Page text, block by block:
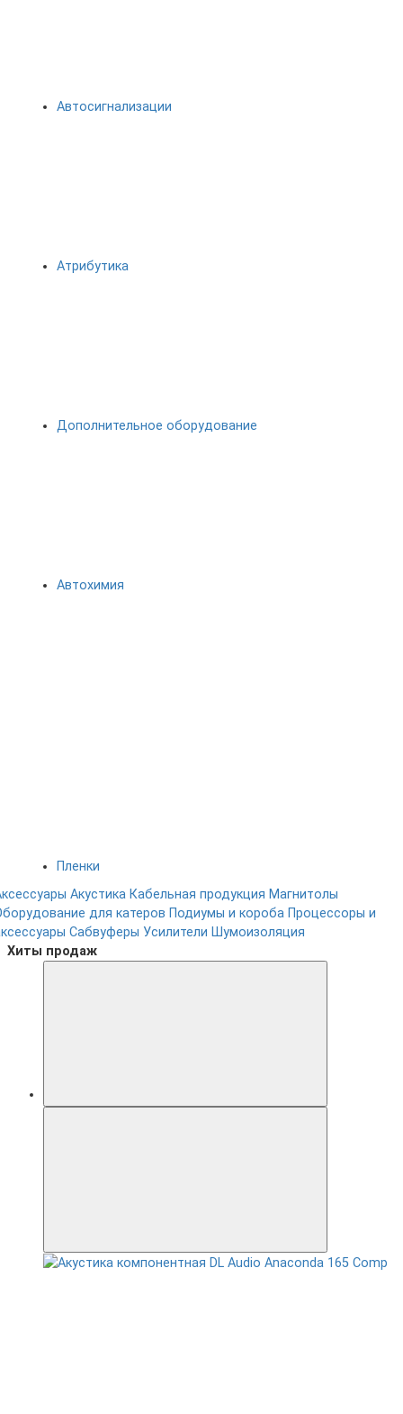
Автосигнализации
Атрибутика
Дополнительное оборудование
Автохимия
Пленки
Акустика Кабельная продукция Магнитолы
для катеров Подиумы и короба Процессоры и
Сабвуферы Усилители Шумоизоляция
Хиты продаж